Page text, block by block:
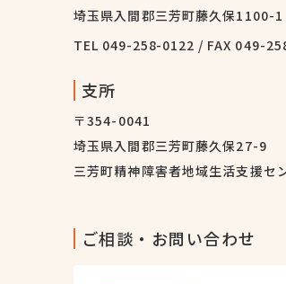
埼玉県入間郡三芳町藤久保1100-
TEL 049-258-0122 / FAX 049-
支所
〒354-0041
埼玉県入間郡三芳町藤久保27-9
三芳町精神障害者地域生活支援セ
ご相談・お問い合わせ